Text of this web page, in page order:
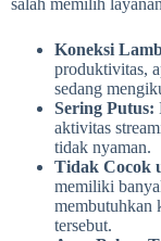
salah memilih
Koneksi
produktivitas,
sedang
Sering Putus:
aktivitas
tidak nyaman.
Tidak Cocok
memiliki
membutuhkan
tersebut.